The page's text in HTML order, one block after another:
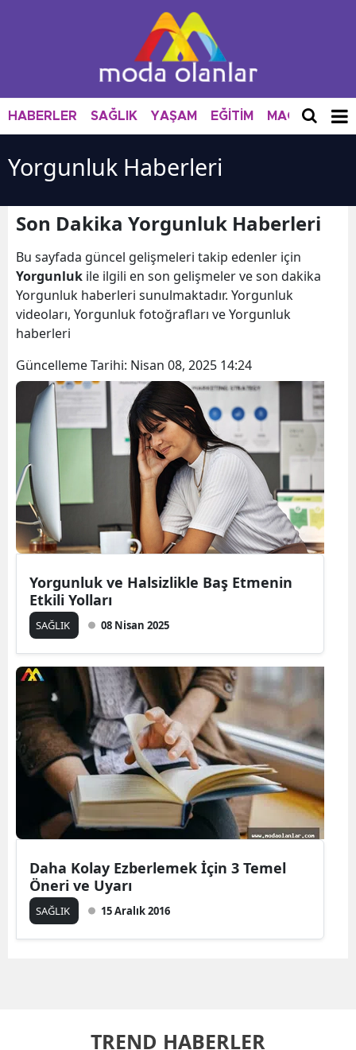
HABERLER SAĞLIK YAŞAM EĞİTİM MAGAZİN
Yorgunluk Haberleri
Son Dakika Yorgunluk Haberleri
Bu sayfada güncel gelişmeleri takip edenler için
Yorgunluk ile ilgili en son gelişmeler ve son dakika
Yorgunluk haberleri sunulmaktadır. Yorgunluk
videoları, Yorgunluk fotoğrafları ve Yorgunluk
haberleri
Güncelleme Tarihi: Nisan 08, 2025 14:24
Yorgunluk ve Halsizlikle Baş Etmenin
Etkili Yolları
SAĞLIK 08 Nisan 2025
Daha Kolay Ezberlemek İçin 3 Temel
Öneri ve Uyarı
SAĞLIK 15 Aralık 2016
TREND HABERLER